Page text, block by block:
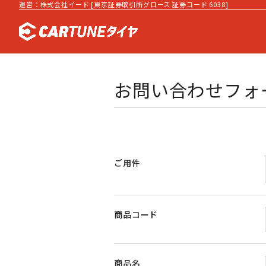
運営：株式会社イード [東京証券取引所グロース 証券コード 6038]
お問い合わせフォ
ご用件
商品コード
商品名